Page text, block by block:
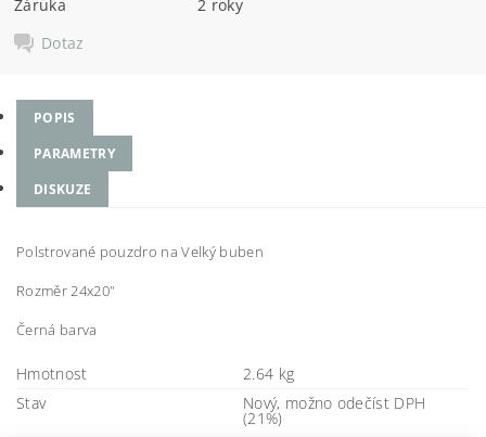
Záruka
2 roky
Dotaz
POPIS
PARAMETRY
DISKUZE
Polstrované pouzdro na Velký buben
Rozměr 24x20"
Černá barva
Hmotnost
2.64 kg
Stav
Nový, možno odečíst DPH
(21%)